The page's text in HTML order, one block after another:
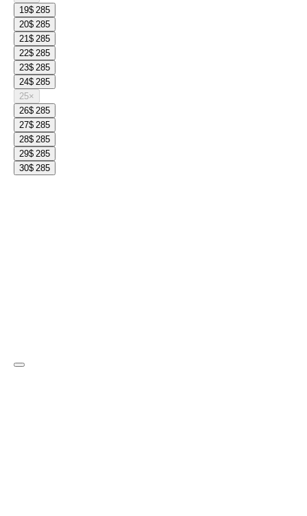
19$ 285
20$ 285
21$ 285
22$ 285
23$ 285
24$ 285
25×
26$ 285
27$ 285
28$ 285
29$ 285
30$ 285